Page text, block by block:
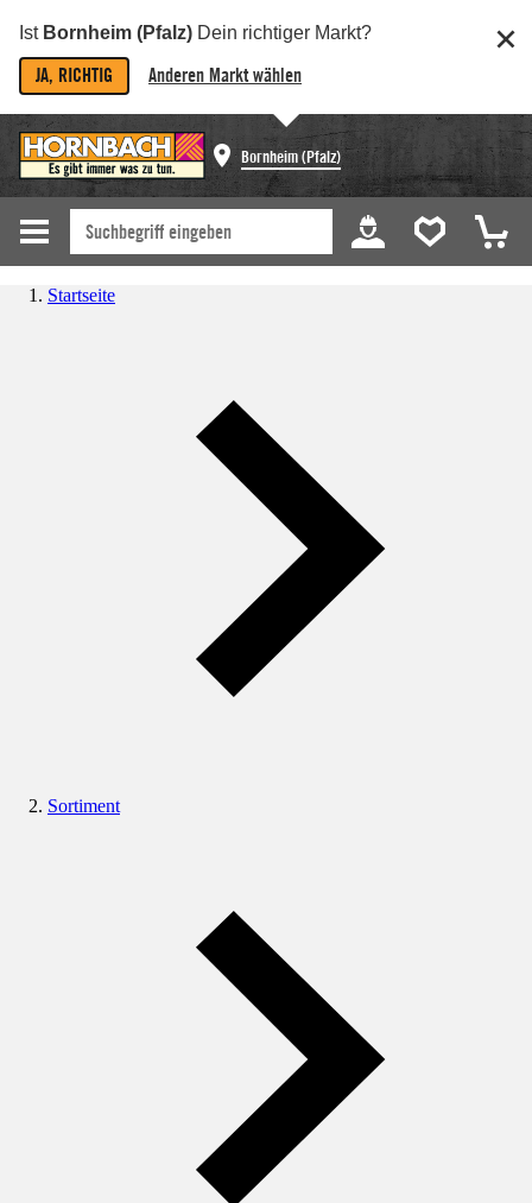
Ist Bornheim (Pfalz) Dein richtiger Markt?
JA, RICHTIG Anderen Markt wählen
Bornheim (Pfalz)
Startseite
Sortiment